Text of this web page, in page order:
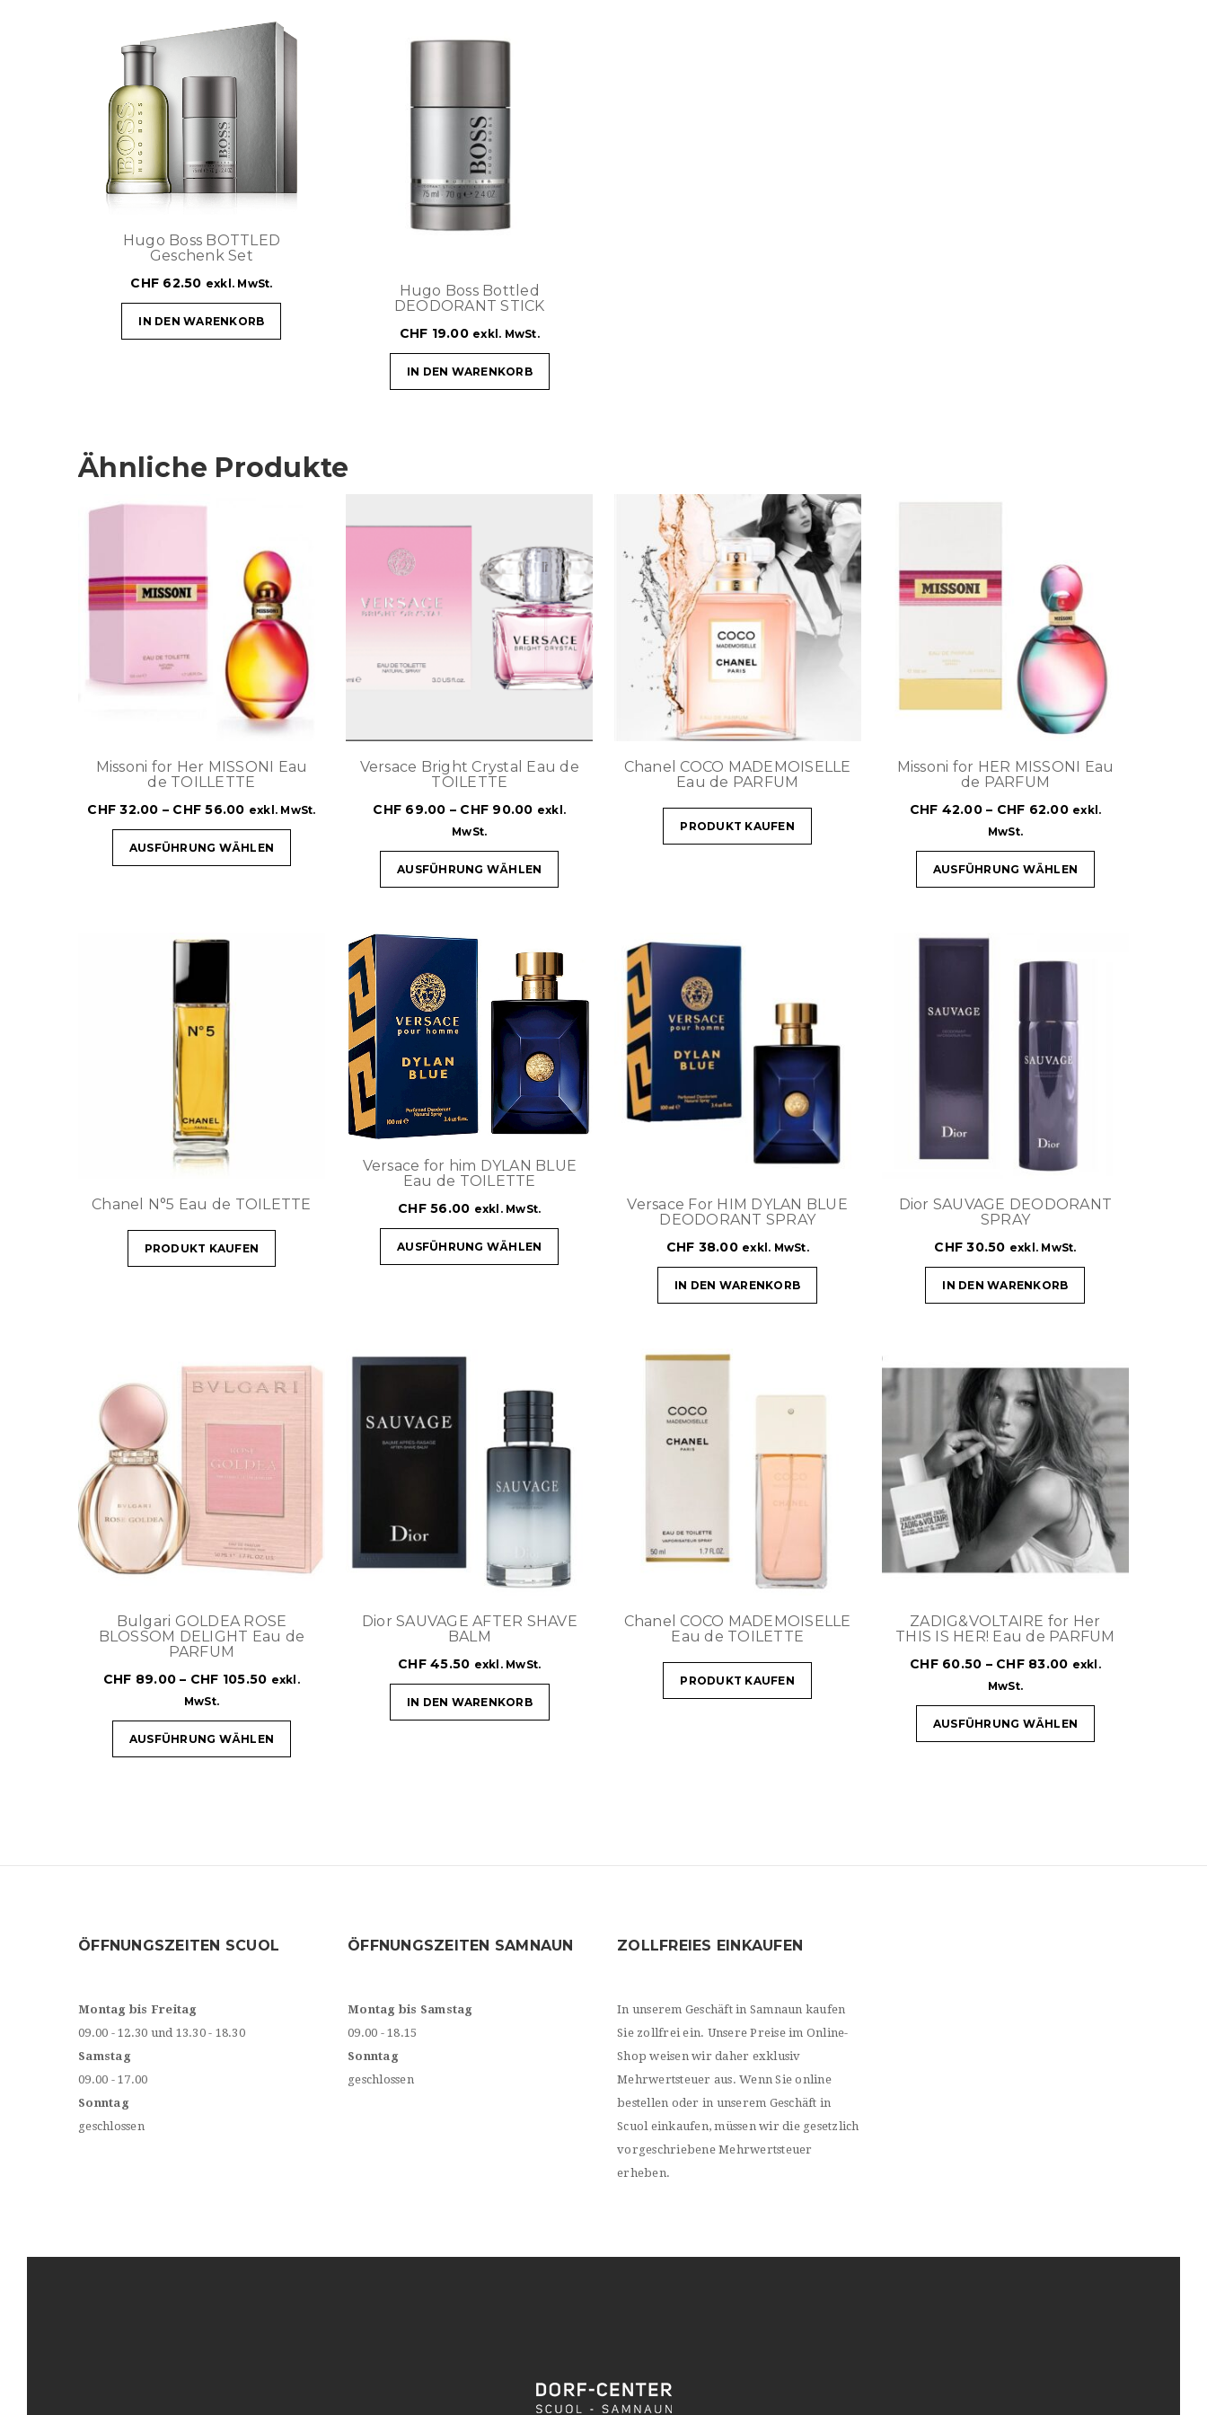
Hugo Boss BOTTLED
Geschenk Set
CHF 62.50 exkl. MwSt.
IN DEN WARENKORB
Hugo Boss Bottled
DEODORANT STICK
CHF 19.00 exkl. MwSt.
IN DEN WARENKORB
Ähnliche Produkte
Missoni for Her MISSONI Eau
de TOILLETTE
CHF 32.00 – CHF 56.00 exkl. MwSt.
AUSFÜHRUNG WÄHLEN
Versace Bright Crystal Eau de
TOILETTE
CHF 69.00 – CHF 90.00 exkl.
MwSt.
AUSFÜHRUNG WÄHLEN
Chanel COCO MADEMOISELLE
Eau de PARFUM
PRODUKT KAUFEN
Missoni for HER MISSONI Eau
de PARFUM
CHF 42.00– CHF 62.00 exkl.
MwSt.
AUSFÜHRUNG WÄHLEN
Chanel N°5 Eau de TOILETTE
PRODUKT KAUFEN
Versace for him DYLAN BLUE
Eau de TOILETTE
CHF56.00 exkl. MwSt.
AUSFÜHRUNG WÄHLEN
Versace For HIM DYLAN BLUE
DEODORANT SPRAY
CHF 38.00 exkl. MwSt.
IN DEN WARENKORB
Dior SAUVAGE DEODORANT
SPRAY
CHF 30.50 exkl. MwSt.
IN DEN WARENKORB
Bulgari GOLDEA ROSE
BLOSSOM DELIGHT Eau de
PARFUM
CHF 89.00 – CHF 105.50 exkl.
MwSt.
AUSFÜHRUNG WÄHLEN
Dior SAUVAGE AFTER SHAVE
BALM
CHF45.50 exkl. MwSt.
IN DEN WARENKORB
Chanel COCO MADEMOISELLE
Eau de TOILETTE
PRODUKT KAUFEN
ZADIG&VOLTAIRE for Her
THIS IS HER! Eau de PARFUM
CHF60.50 – CHF83.00 exkl.
MwSt.
AUSFÜHRUNG WÄHLEN
ÖFFNUNGSZEITEN SCUOL
Montag bis Freitag
09.00 - 12.30 und 13.30 - 18.30
Samstag
09.00 - 17.00
Sonntag
geschlossen
ÖFFNUNGSZEITEN SAMNAUN
Montag bis Samstag
09.00 - 18.15
Sonntag
geschlossen
ZOLLFREIES EINKAUFEN
In unserem Geschäft in Samnaun kaufen
Sie zollfrei ein. Unsere Preise im Online-
Shop weisen wir daher exklusiv
Mehrwertsteuer aus. Wenn Sie online
bestellen oder in unserem Geschäft in
Scuol einkaufen, müssen wir die gesetzlich
vorgeschriebene Mehrwertsteuer
erheben.